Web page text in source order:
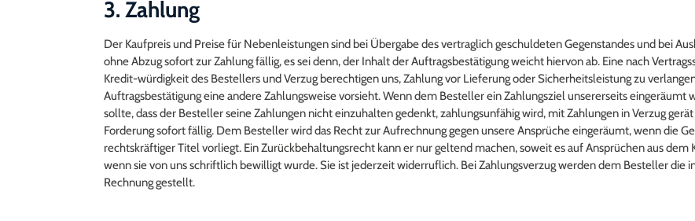
3. Zahlung
Der Kaufpreis und Preise für Nebenleistungen sind bei Übergabe des vertraglich geschuldeten Gegenstandes und bei
ohne Abzug sofort zur Zahlung fällig, es sei denn, der Inhalt der Auftragsbestätigung weicht hiervon ab. Eine nach
Kredit-würdigkeit des Bestellers und Verzug berechtigen uns, Zahlung vor Lieferung oder Sicherheitsleistung zu
Auftragsbestätigung eine andere Zahlungsweise vorsieht. Wenn dem Besteller ein Zahlungsziel unsererseits
sollte, dass der Besteller seine Zahlungen nicht einzuhalten gedenkt, zahlungsunfähig wird, mit Zahlungen in Verzug
Forderung sofort fällig. Dem Besteller wird das Recht zur Aufrechnung gegen unsere Ansprüche eingeräumt, wenn die
rechtskräftiger Titel vorliegt. Ein Zurückbehaltungsrecht kann er nur geltend machen, soweit es auf Ansprüchen aus
wenn sie von uns schriftlich bewilligt wurde. Sie ist jederzeit widerruflich. Bei Zahlungsverzug werden dem Besteller die
Rechnung gestellt.